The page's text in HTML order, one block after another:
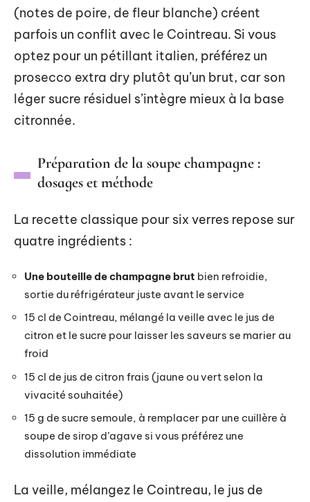
(notes de poire, de fleur blanche) créent
parfois un conflit avec le Cointreau. Si vous
optez pour un pétillant italien, préférez un
prosecco extra dry plutôt qu’un brut, car son
léger sucre résiduel s’intègre mieux à la base
citronnée.
Préparation de la soupe champagne :
dosages et méthode
La recette classique pour six verres repose sur
quatre ingrédients :
Une bouteille de champagne brut bien refroidie,
sortie du réfrigérateur juste avant le service
15 cl de Cointreau, mélangé la veille avec le jus de
citron et le sucre pour laisser les saveurs se marier au
froid
15 cl de jus de citron frais (jaune ou vert selon la
vivacité souhaitée)
15 g de sucre semoule, à remplacer par une cuillère à
soupe de sirop d’agave si vous préférez une
dissolution immédiate
La veille, mélangez le Cointreau, le jus de